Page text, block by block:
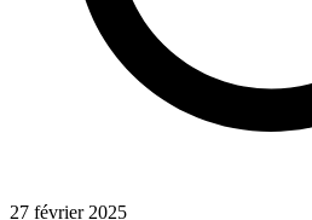
27 février 2025